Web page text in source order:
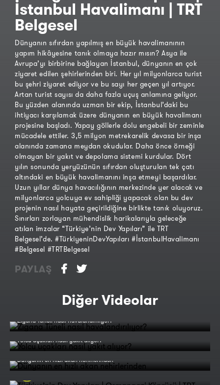
İstanbul Havalimanı | TRT
Belgesel
Dünyanın sıfırdan yapılmış en büyük havalimanının
yapım hikâyesine tanık olmaya hazır mısın? Asya ile
Avrupa’yı birbirine bağlayan İstanbul, dünyanın en çok
ziyaret edilen şehirlerinden biri. Her yıl milyonlarca turist
bu şehri ziyaret ediyor ve bu sayı her geçen yıl artıyor.
Artan turist sayısı da daha fazla uçuş anlamına geliyor.
Bu yüzden alanında uzman bir ekip, İstanbul’daki bu
ihtiyacı karşılamak üzere dünyanın en büyük havalimanı
projesine başladı. Yapay göllerle dolu engebeli bir zeminle
mücadele ettiler. 3,5 milyon metrekarelik devasa bir inşa
alanında zamana meydan okudular. Daha önce örneği
olmayan bir yakıt ve depolama sistemi kurdular. Dört
yılın sonunda yeryüzünün sıfırdan oluşturulan tek çatı
altındaki en büyük havalimanını inşa etmeyi başardılar.
Uzun yıllar dünya havacılığının merkezinde yer alacak ve
milyonlarca yolcuya ev sahipliği yapacak olan bu dev
projenin nasıl hayata geçirildiğine birlikte tanık oluyoruz.
Sınırları zorlayan mühendislik harikalarıyla geleceğe
atılan imzalar “Türkiye’nin Dev Yapıları” ile TRT
Belgesel’de. #TürkiyeninDevYapıları #İstanbulHavalimanı
#Belgesel #TRTBelgesel
PAYLAŞ
Diğer Videolar
Zigana Tüneli nasıl havalandırılıyor?
Yolcu uçakları nasıl yakıt alıyor?
Dünyanın en hızlı akan nehirlerinden